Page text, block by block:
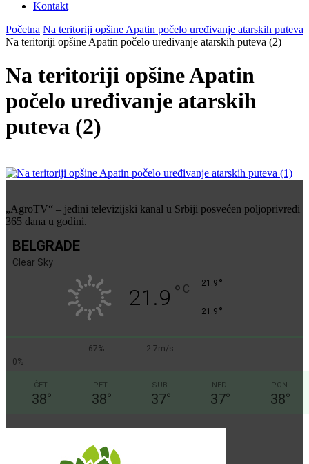
Kontakt
Početna Na teritoriji opšine Apatin počelo uređivanje atarskih puteva
Na teritoriji opšine Apatin počelo uređivanje atarskih puteva (2)
Na teritoriji opšine Apatin
počelo uređivanje atarskih
puteva (2)
„AgroTV“ – jedini televizijski kanal u Srbiji posvećen poljoprivredi
365 dana u godini.
BELGRADE
Clear Sky
21.9 ° C 21.9 °
21.9 °
67%
2.7m/s
0%
ČET
38°
PET
38°
SUB
37°
NED
37°
PON
38°